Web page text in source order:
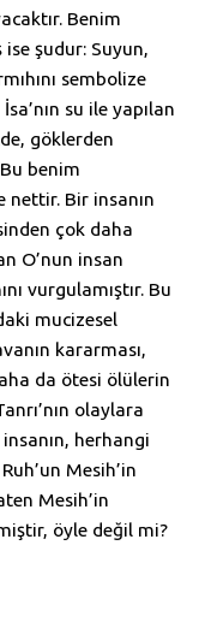
Benim
şudur: Suyun,
sembolize
su ile yapılan
göklerden
benim
nettir. Bir insanın
çok daha
O’nun insan
vurgulamıştır. Bu
mucizesel
kararması,
da ötesi ölülerin
olaylara
herhangi
Mesih’in
Mesih’in
öyle değil mi?